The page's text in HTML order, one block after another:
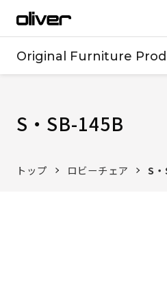
Original Furniture
S・SB-145B
トップ ロビーチェア S